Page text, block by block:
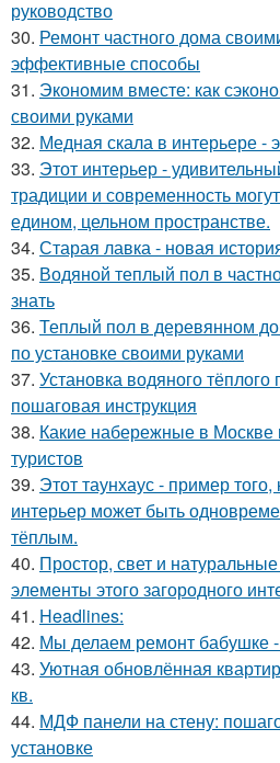
руководство
30. Ремонт частного дома
эффективные способы
31. Экономим вместе: как
своими руками
32. Медная скала в интерьере -
33. Этот интерьер -
традиции и современность
едином, цельном пространстве.
34. Старая лавка - новая
35. Водяной теплый пол в
знать
36. Теплый пол в деревянном
по установке своими руками
37. Установка водяного
пошаговая инструкция
38. Какие набережные в Москве
туристов
39. Этот таунхаус - пример
интерьер может быть
тёплым.
40. Простор, свет и
элементы этого загородного
41. Headlines:
42. Мы делаем ремонт бабушке
43. Уютная обновлённая
кв.
44. МДФ панели на стену:
установке